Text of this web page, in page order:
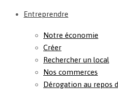
Entreprendre
Notre économie
Créer
Rechercher un local
Nos commerces
Dérogation au repos